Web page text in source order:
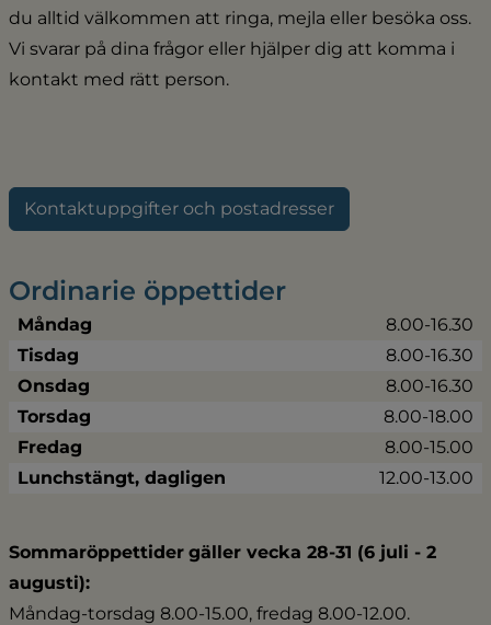
du alltid välkommen att ringa, mejla eller besöka oss.
Vi svarar på dina frågor eller hjälper dig att komma i
kontakt med rätt person.
Kontaktuppgifter och postadresser
Ordinarie öppettider
Måndag
8.00-16.30
Tisdag
8.00-16.30
Onsdag
8.00-16.30
Torsdag
8.00-18.00
Fredag
8.00-15.00
Lunchstängt, dagligen
12.00-13.00
Sommaröppettider gäller vecka 28-31 (6 juli - 2
augusti):
Måndag-torsdag 8.00-15.00, fredag 8.00-12.00.